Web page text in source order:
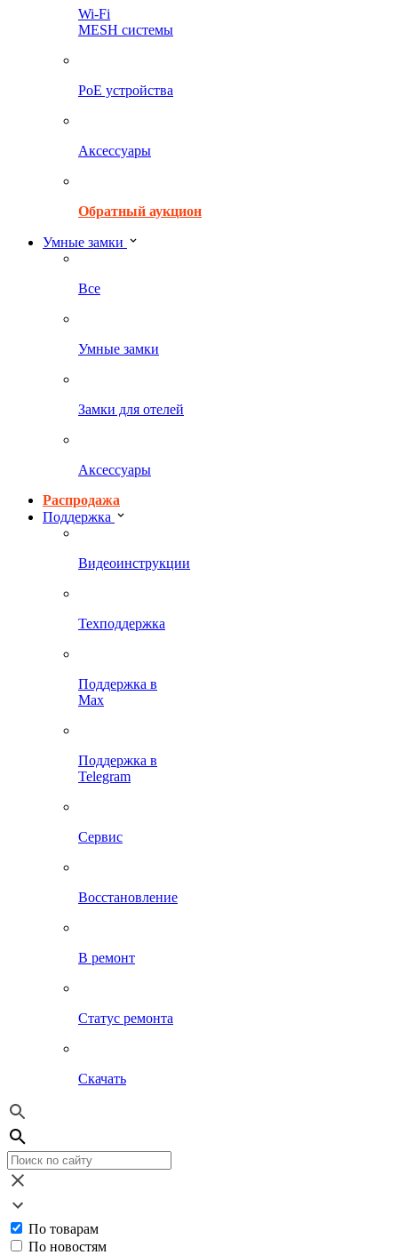
Wi-Fi
MESH системы
PoE устройства
Аксессуары
Обратный аукцион
Умные замки
Все
Умные замки
Замки для отелей
Аксессуары
Распродажа
Поддержка
Видеоинструкции
Техподдержка
Поддержка в
Max
Поддержка в
Telegram
Сервис
Восстановление
В ремонт
Статус ремонта
Скачать
По товарам
По новостям